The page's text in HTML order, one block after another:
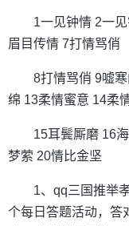
1一见钟情 2一
眉目传情 7打情骂俏
8打情骂俏 9嘘
绵 13柔情蜜意 14柔
15耳鬓厮磨 16
梦萦 20情比金坚
1、qq三国推举
个每日答题活动，答